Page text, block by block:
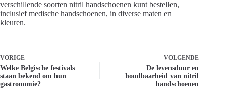
verschillende soorten nitril handschoenen kunt bestellen,
inclusief medische handschoenen, in diverse maten en
kleuren.
VORIGE
Welke Belgische festivals
staan bekend om hun
gastronomie?
VOLGENDE
De levensduur en
houdbaarheid van nitril
handschoenen